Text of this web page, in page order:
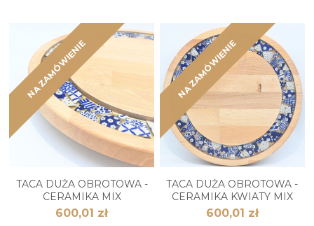
NA ZAMÓWIENIE
TACA DUŻA OBROTOWA -
CERAMIKA MIX
600,01 zł
NA ZAMÓWIENIE
TACA DUŻA OBROTOWA -
CERAMIKA KWIATY MIX
600,01 zł